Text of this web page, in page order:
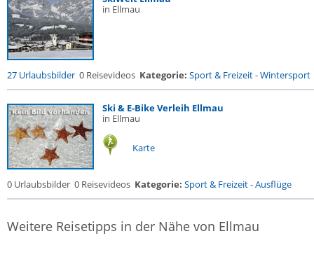
in Ellmau
27 Urlaubsbilder 0 Reisevideos Kategorie: Sport & Freizeit-Wintersport
Ski & E-Bike Verleih Ellmau
in Ellmau
Karte
0 Urlaubsbilder 0 Reisevideos Kategorie: Sport & Freizeit-Ausflüge
Weitere Reisetipps in der Nähe von Ellmau